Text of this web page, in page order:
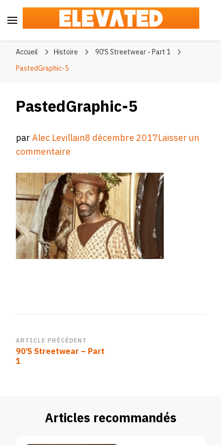
Accueil Histoire
90'S Streetwear - Part 1
PastedGraphic-5
PastedGraphic-5
parAlec Levillain8 décembre 2017Laisser un
commentaire
5
Navigation
d’article
ARTICLE PRÉCÉDENT
90’S Streetwear – Part
1
Articles recommandés